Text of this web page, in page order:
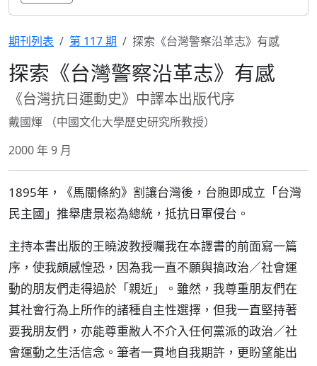
期刊列表 第 117 期 探索《台灣警察沿革志》有感
探索《台灣警察沿革志》有感
《台灣抗日運動史》中譯本出版代序
戴國煇 （中國文化大學歷史研究所教授）
2000 年 9 月
1895年，《馬關條約》割讓台灣後，台胞即成立「台灣
民主國」推舉唐景崧為總統，抵抗日軍侵台。
主持本書出版的王曉波教授囑我在本譯書的前面寫一篇
序，使我頗感惶恐，因為我一直不願與搞政治／社會運
動的朋友們走得過於「親近」。雖然，我尊重朋友們在
其社會行為上所作的諸種自主性選擇，但我一直堅持著
要我朋友們，亦能尊重敝人不介入任何黨派的政治／社
會運動之生活信念。筆者一貫地自我期許，更盼望能出